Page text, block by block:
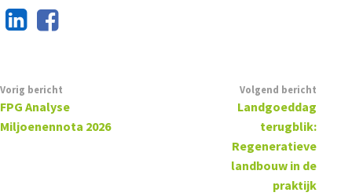
Vorig bericht
FPG Analyse
Miljoenennota 2026
Volgend bericht
Landgoeddag
terugblik:
Regeneratieve
landbouw in de
praktijk